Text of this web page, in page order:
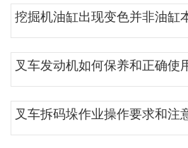
挖掘机油缸出现变色并非油缸
叉车发动机如何保养和正确使
叉车拆码垛作业操作要求和注